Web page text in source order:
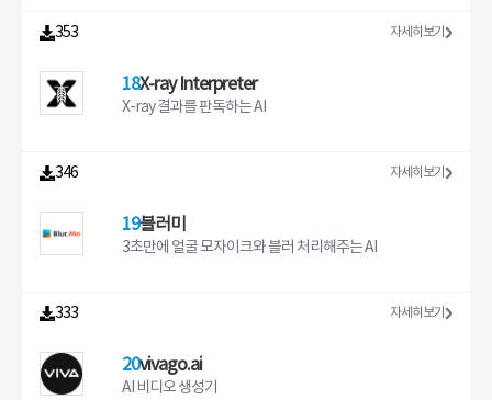
353 자세히보기
18X-ray Interpreter
X-ray 결과를 판독하는 AI
346 자세히보기
19블러미
3초만에 얼굴 모자이크와 블러 처리해주는 AI
333 자세히보기
20vivago.ai
AI 비디오 생성기